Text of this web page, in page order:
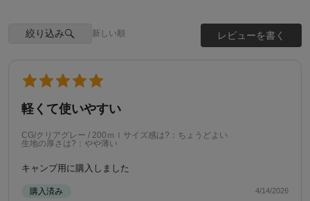
絞り込み 新しい順 レビューを書く
軽くて使いやすい
CG/クリアグレー / 200ｍｌ サイズ感は?：ちょうどよい
生地の厚さは?：やや薄い
キャンプ用に購入しました
購入済み 4/14/2026